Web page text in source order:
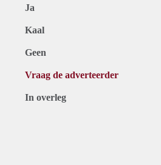
Ja
Kaal
Geen
Vraag de adverteerder
In overleg